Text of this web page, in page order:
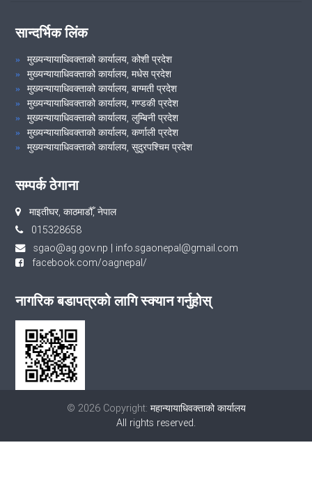
सान्दर्भिक लिंक
मुख्यन्यायाधिवक्ताको कार्यालय, कोशी प्रदेश
मुख्यन्यायाधिवक्ताको कार्यालय, मधेस प्रदेश
मुख्यन्यायाधिवक्ताको कार्यालय, बाग्मती प्रदेश
मुख्यन्यायाधिवक्ताको कार्यालय, गण्डकी प्रदेश
मुख्यन्यायाधिवक्ताको कार्यालय, लुम्बिनी प्रदेश
मुख्यन्यायाधिवक्ताको कार्यालय, कर्णाली प्रदेश
मुख्यन्यायाधिवक्ताको कार्यालय, सुदुरपश्चिम प्रदेश
सम्पर्क ठेगाना
माइतीघर, काठमाडौँ, नेपाल
‌015328658
sgao@ag.gov.np | info.sgaonepal@gmail.com
facebook.com/oagnepal/
नागरिक बडापत्रको लागि स्क्यान गर्नुहोस्
© 2026 Copyright: महान्यायाधिवक्ताको कार्यालय
All rights reserved.